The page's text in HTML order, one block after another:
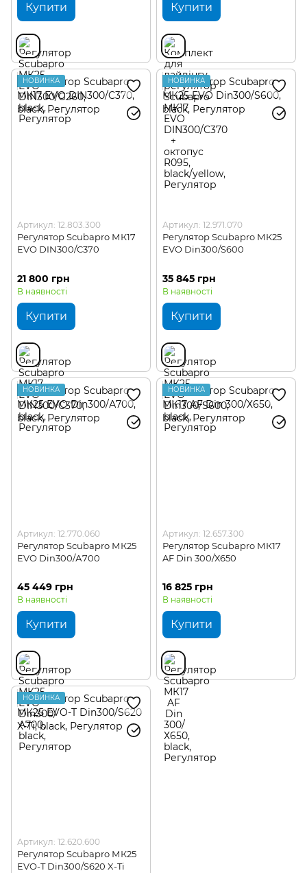
Купити Купити
НОВИНКА
Артикул: 12.803.300
Регулятор Scubapro МК17
EVO DIN300/C370
21 800 грн
В наявності
Купити
НОВИНКА
Артикул: 12.971.070
Регулятор Scubapro МК25
EVO Din300/S600
35 845 грн
В наявності
Купити
НОВИНКА
Артикул: 12.770.060
Регулятор Scubapro МК25
EVO Din300/А700
45 449 грн
В наявності
Купити
НОВИНКА
Артикул: 12.657.300
Регулятор Scubapro МК17
AF Din 300/Х650
16 825 грн
В наявності
Купити
НОВИНКА
Артикул: 12.620.600
Регулятор Scubapro МК25
EVO-T Din300/S620 X-Ti